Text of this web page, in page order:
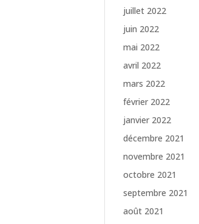
juillet 2022
juin 2022
mai 2022
avril 2022
mars 2022
février 2022
janvier 2022
décembre 2021
novembre 2021
octobre 2021
septembre 2021
août 2021